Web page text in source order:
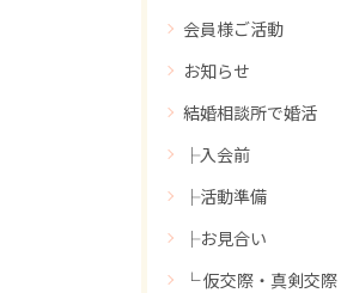
会員様ご活動
お知らせ
結婚相談所で婚活
├入会前
├活動準備
├お見合い
└ 仮交際・真剣交際